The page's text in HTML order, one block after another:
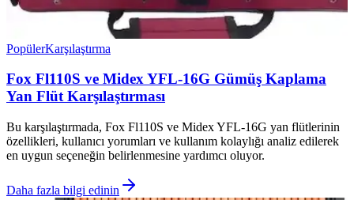
PopülerKarşılaştırma
Fox Fl110S ve Midex YFL-16G Gümüş Kaplama
Yan Flüt Karşılaştırması
Bu karşılaştırmada, Fox Fl110S ve Midex YFL-16G yan flütlerinin
özellikleri, kullanıcı yorumları ve kullanım kolaylığı analiz edilerek
en uygun seçeneğin belirlenmesine yardımcı oluyor.
Daha fazla bilgi edinin